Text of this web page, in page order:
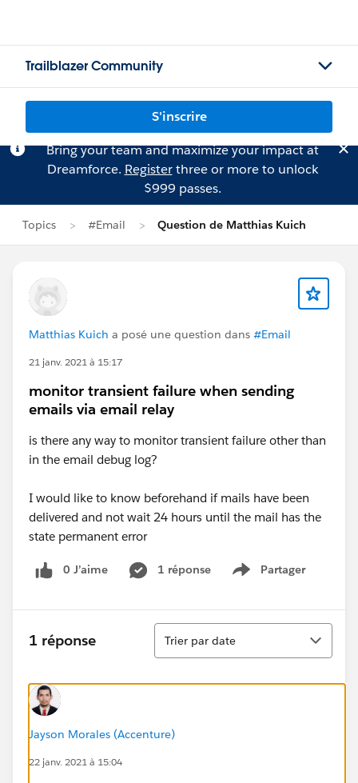
Trailblazer Community
S'inscrire
Bring your team and maximize your impact at
Dreamforce. Registerthree or more to unlock
$999 passes.
Topics #Email Question de Matthias Kuich
Matthias Kuich a posé une question dans #Email
21 janv. 2021 à 15:17
monitor transient failure when sending
emails via email relay
is there any way to monitor transient failure other than
in the email debug log?
I would like to know beforehand if mails have been
delivered and not wait 24 hours until the mail has the
state permanent error
0 J’aime 1 réponse Partager
Show menu
1 réponse
Tri
Trier par date
Jayson Morales (Accenture)
22 janv. 2021 à 15:04